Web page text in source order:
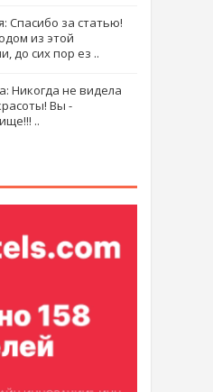
Спасибо за статью!
из этой
до сих пор ез ..
Никогда не видела
Вы -
..